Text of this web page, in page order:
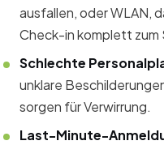
ausfallen, oder WLAN,
Check-in komplett zum
Schlechte
unklare
sorgen für Verwirrung.
Last-Minute-